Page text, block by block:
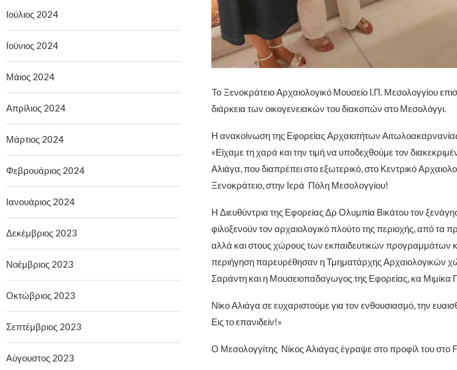
To Ξενοκράτειο Αρχαιολογικό Μουσείο Ι.Π. Μεσολογγίου
διάρκεια των οικογενειακών του διακοπών στο Μεσολόγγι.
Η ανακοίνωση της Εφορείας Αρχαιοτήτων
«Είχαμε τη χαρά και την τιμή να υποδεχθούμε τον
Αλιάγα, που διαπρέπει στο εξωτερικό, στο Κεντρικό
Ξενοκράτειο, στην Ιερά Πόλη Μεσολογγίου!
Η Διευθύντρια της Εφορείας Δρ Ολυμπία Βικάτου τον
φιλοξενούν τον αρχαιολογικό πλούτο της περιοχής, από τα
αλλά και στους χώρους των εκπαιδευτικών προγραμμάτων
περιήγηση παρευρέθησαν η Τμηματάρχης Αρχαιολογικών
Σαράντη και η Μουσειοπαδαγωγος της Εφορείας, κα Μιμίκα
Νίκο Αλιάγα σε ευχαριστούμε για τον ενθουσιασμό, την
Εις το επανιδείν!»
Ο Μεσολογγίτης Νίκος Αλιάγας έγραψε στο προφίλ του στο
Ιούλιος 2024
Ιούνιος 2024
Μάιος 2024
Απρίλιος 2024
Μάρτιος 2024
Φεβρουάριος 2024
Ιανουάριος 2024
Δεκέμβριος 2023
Νοέμβριος 2023
Οκτώβριος 2023
Σεπτέμβριος 2023
Αύγουστος 2023